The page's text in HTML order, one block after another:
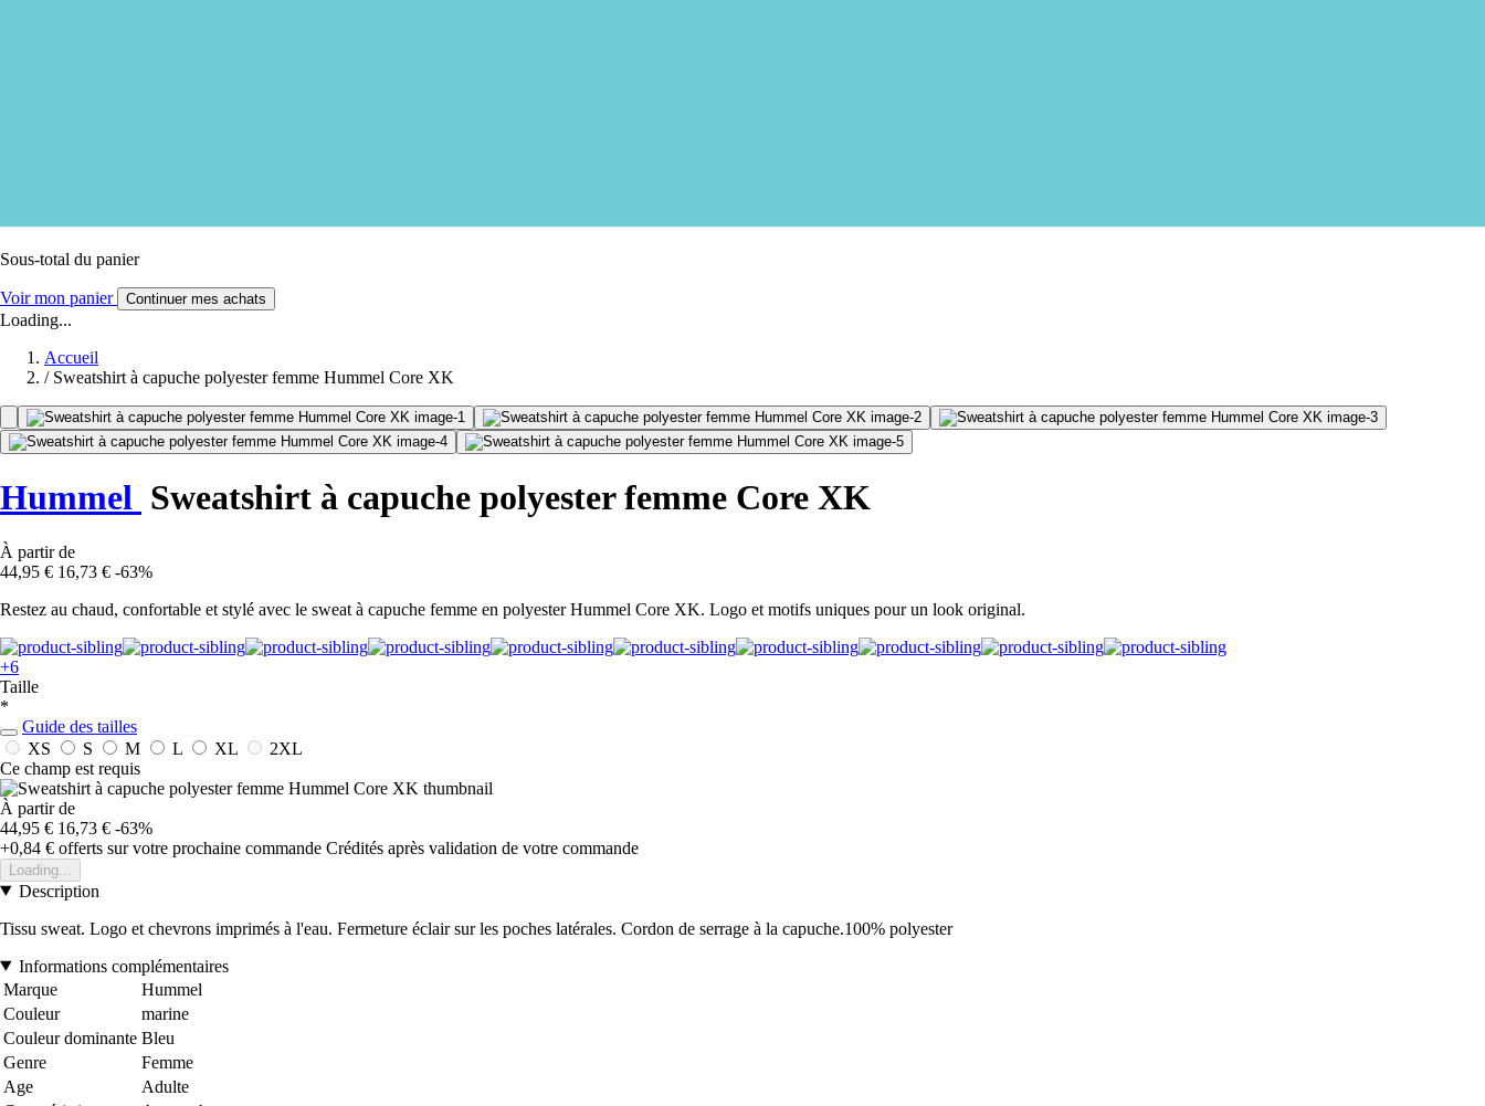
Sous-total du panier
Voir mon panier Continuer mes achats
Loading...
Accueil
/ Sweatshirt à capuche polyester femme Hummel Core XK
Hummel Sweatshirt à capuche polyester femme Core XK
À partir de
44,95 € 16,73 € -63%
Restez au chaud, confortable et stylé avec le sweat à capuche femme en polyester Hummel Core XK. Logo et motifs uniques pour un look original.
+6
Taille
*
Guide des tailles
XS
S M L XL
2XL
Ce champ est requis
À partir de
44,95 € 16,73 € -63%
+0,84 € offerts sur votre prochaine commande Crédités après validation de votre commande
Loading...
Description
Tissu sweat. Logo et chevrons imprimés à l'eau. Fermeture éclair sur les poches latérales. Cordon de serrage à la capuche.100% polyester
Informations complémentaires
Marque
Hummel
Couleur
marine
Couleur dominante Bleu
Genre
Femme
Age
Adulte